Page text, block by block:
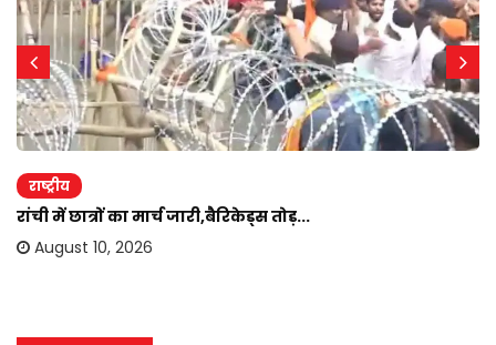
राष्ट्रीय
रांची में छात्रों का मार्च जारी,बैरिकेड्स तोड़...
August 10, 2026